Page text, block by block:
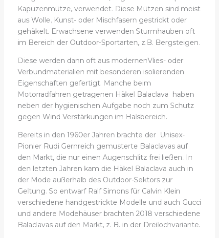
Kapuzenmütze, verwendet. Diese Mützen sind meist
aus Wolle, Kunst- oder Mischfasern gestrickt oder
gehäkelt. Erwachsene verwenden Sturmhauben oft
im Bereich der Outdoor-Sportarten, z.B. Bergsteigen.
Diese werden dann oft aus modernenVlies- oder
Verbundmaterialien mit besonderen isolierenden
Eigenschaften gefertigt. Manche beim
Motorradfahren getragenen Häkel Balaclava haben
neben der hygienischen Aufgabe noch zum Schutz
gegen Wind Verstärkungen im Halsbereich.
Bereits in den 1960er Jahren brachte der Unisex-
Pionier Rudi Gernreich gemusterte Balaclavas auf
den Markt, die nur einen Augenschlitz frei ließen. In
den letzten Jahren kam die Häkel Balaclava auch in
der Mode außerhalb des Outdoor-Sektors zur
Geltung. So entwarf Ralf Simons für Calvin Klein
verschiedene handgestrickte Modelle und auch Gucci
und andere Modehäuser brachten 2018 verschiedene
Balaclavas auf den Markt, z. B. in der Dreilochvariante.